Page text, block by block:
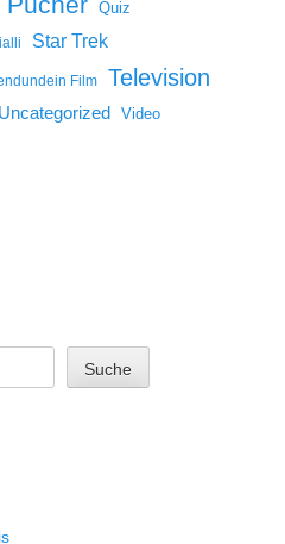
Quiz
Star Trek
Film Television
Uncategorized Video
Suche